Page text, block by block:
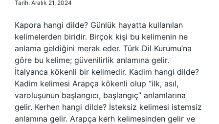
Tarih: Aralık 21, 2024
Kapora hangi dilde? Günlük hayatta kullanılan
kelimelerden biridir. Birçok kişi bu kelimenin ne
anlama geldiğini merak eder. Türk Dil Kurumu’na
göre bu kelime; güvenilirlik anlamına gelir.
İtalyanca kökenli bir kelimedir. Kadim hangi dilde?
Kadim kelimesi Arapça kökenli olup “ilk, asıl,
varoluşunun başlangıcı, başlangıç” anlamlarına
gelir. Kerhen hangi dilde? İsteksiz kelimesi istemsiz
anlamına gelir. Arapça kerh kelimesinden gelir ve